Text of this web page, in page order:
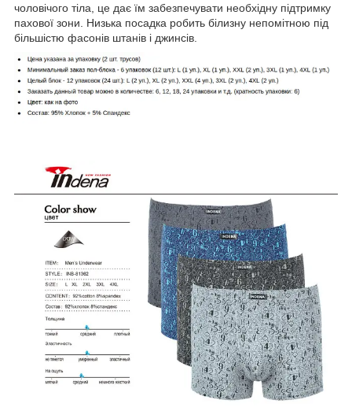
чоловічого тіла, це дає їм забезпечувати необхідну підтримку
пахової зони. Низька посадка робить білизну непомітною під
більшістю фасонів штанів і джинсів.